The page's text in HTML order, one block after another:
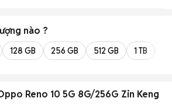
nào ?
128 GB 256 GB 512 GB 1 TB
Reno 10 5G 8G/256G Zin Keng